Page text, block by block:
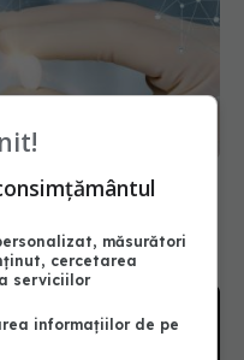
deveni istorie.
măsurători
cercetarea
serviciilor
informațiilor de pe